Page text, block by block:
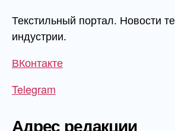
Текстильный портал. Новости
индустрии.
ВКонтакте
Telegram
Адрес редакции